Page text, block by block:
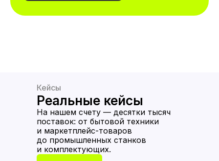
Кейсы
Реальные кейсы
На нашем счету — десятки тысяч
поставок: от бытовой техники
и маркетплейс-товаров
до промышленных станков
и комплектующих.